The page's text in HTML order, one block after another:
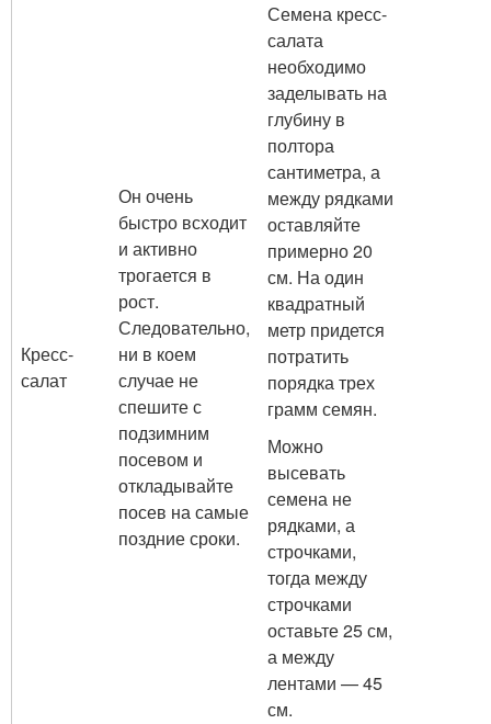
Кресс-
салат
Он очень
быстро всходит
и активно
трогается в
рост.
Следовательно,
ни в коем
случае не
спешите с
подзимним
посевом и
откладывайте
посев на самые
поздние сроки.
Семена кресс-
салата
необходимо
заделывать на
глубину в
полтора
сантиметра, а
между рядками
оставляйте
примерно 20
см. На один
квадратный
метр придется
потратить
порядка трех
грамм семян.
Можно
высевать
семена не
рядками, а
строчками,
тогда между
строчками
оставьте 25 см,
а между
лентами — 45
см.